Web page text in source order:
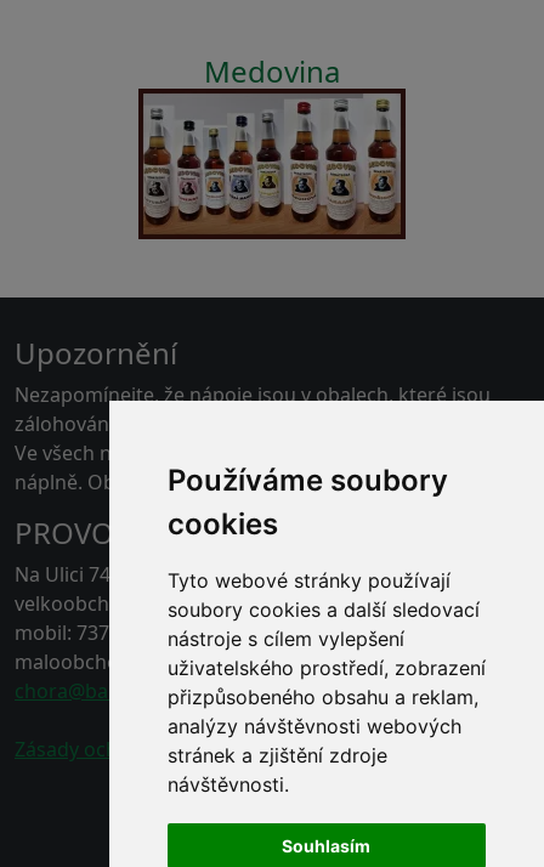
Používáme soubory
cookies
Tyto webové stránky používají
soubory cookies a další sledovací
nástroje s cílem vylepšení
uživatelského prostředí, zobrazení
přizpůsobeného obsahu a reklam,
analýzy návštěvnosti webových
stránek a zjištění zdroje
návštěvnosti.
Souhlasím
Medovina
Upozornění
Nezapomínejte, že nápoje jsou v obalech, které jsou
zálohovány.
Ve všech našich skladech je možné platit kartou pouze
náplně. Obaly jen v hotovosti.
PROVOZOVNA ČERNÁ HORA
Na Ulici 74, 67921 Černá Hora, Blansko
velkoobchod - tel.: 778 496 863
mobil: 737 211 132
maloobchod - tel.: 778 496 862
chora@baracek.cz
Zásady ochrany osobních údajů